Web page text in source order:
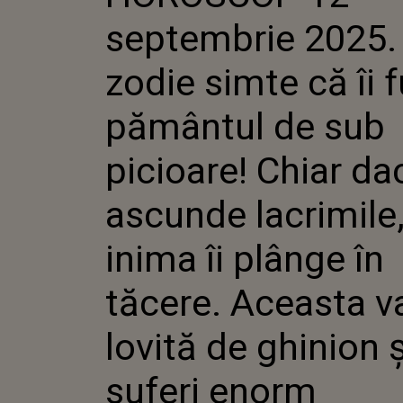
ÎȘI
PLÂNGE
ACEASTA
DE
SUFERI
septembrie 2025.
zodie simte că îi
pământul de sub
picioare! Chiar
ascunde lacrimile,
inima îi plânge în
tăcere. Aceasta
lovită de ghinion
suferi enorm